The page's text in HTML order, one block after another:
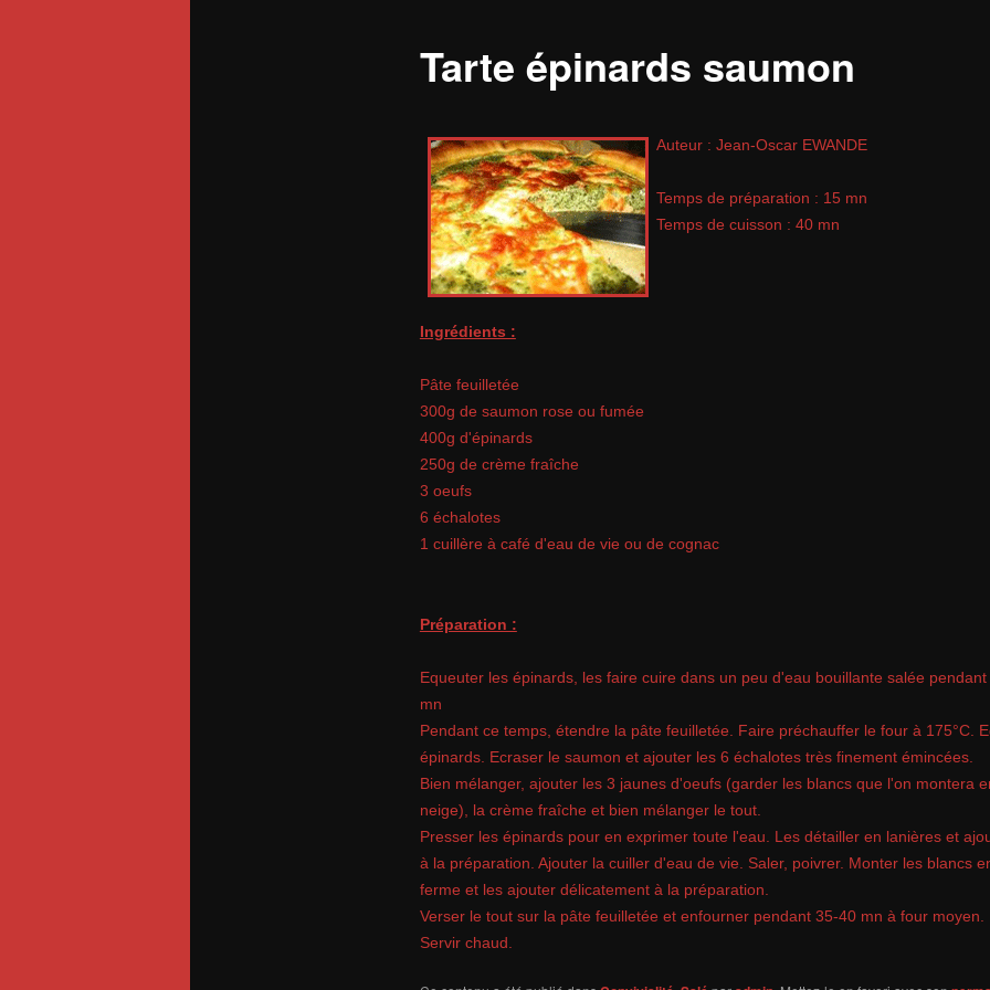
Tarte épinards saumon
Auteur : Jean-Oscar EWANDE
Temps de préparation : 15 mn
Temps de cuisson : 40 mn
Ingrédients :
Pâte feuilletée
300g de saumon rose ou fumée
400g d'épinards
250g de crème fraîche
3 oeufs
6 échalotes
1 cuillère à café d'eau de vie ou de cognac
Préparation :
Equeuter les épinards, les faire cuire dans un peu d'eau bouillante salée
mn
Pendant ce temps, étendre la pâte feuilletée. Faire préchauffer le four à 175°C.
épinards. Ecraser le saumon et ajouter les 6 échalotes très finement émincées.
Bien mélanger, ajouter les 3 jaunes d'oeufs (garder les blancs que l'on montera
neige), la crème fraîche et bien mélanger le tout.
Presser les épinards pour en exprimer toute l'eau. Les détailler en lanières et
à la préparation. Ajouter la cuiller d'eau de vie. Saler, poivrer. Monter les blancs
ferme et les ajouter délicatement à la préparation.
Verser le tout sur la pâte feuilletée et enfourner pendant 35-40 mn à four moyen.
Servir chaud.